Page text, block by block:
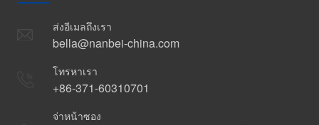
ส่งอีเมลถึงเรา
bella@nanbei-china.com
โทรหาเรา
+86-371-60310701
จ่าหน้าซอง